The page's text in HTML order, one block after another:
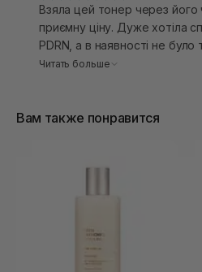
Взяла цей тонер через його
приємну ціну. Дуже хотіла
PDRN, а в наявності не було
тому придбала цей і я дуже
заспокоює шкіру, дає оцей
ідеально. Після нанесення
Читать больше
Вам также понравится